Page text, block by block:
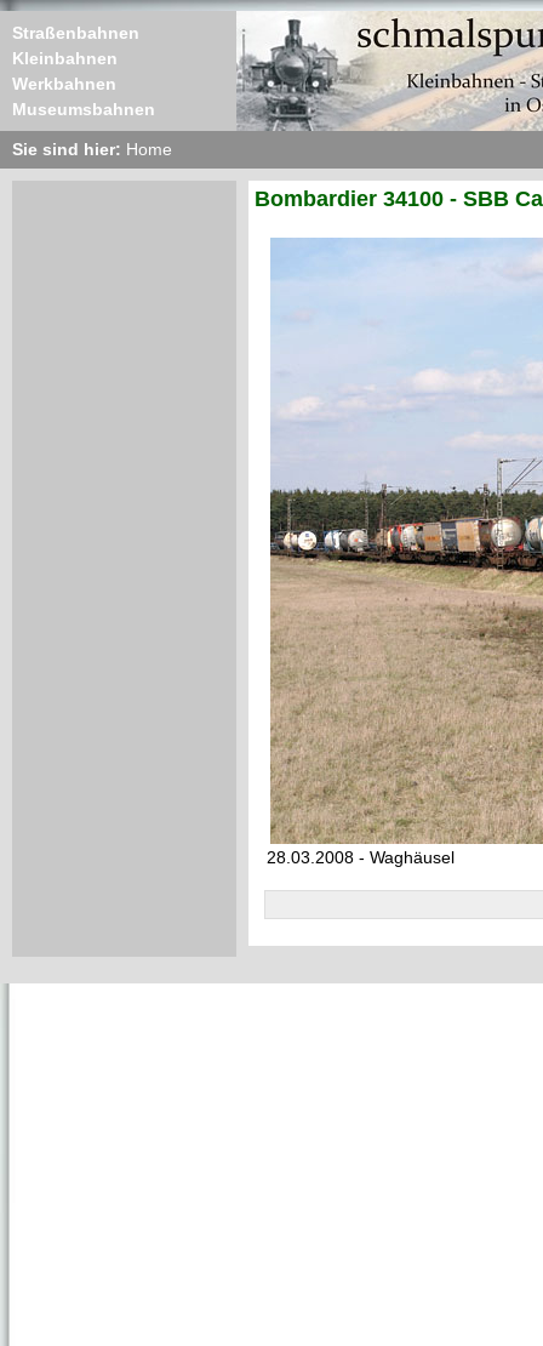
Straßenbahnen
Kleinbahnen
Werkbahnen
Museumsbahnen
Sie sind hier: Home
Bombardier 34100 - SBB
28.03.2008 - Waghäusel